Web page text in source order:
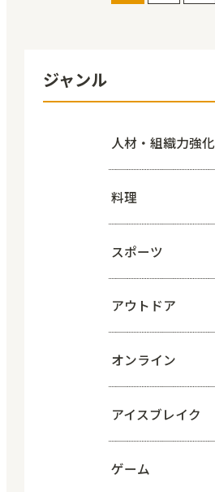
ジャンル
人材・組織力強化
料理
スポーツ
アウトドア
オンライン
アイスブレイク
ゲーム